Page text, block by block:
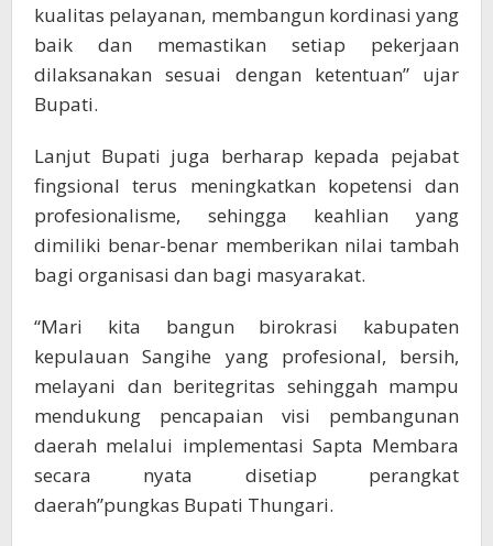
kualitas pelayanan, membangun kordinasi yang
baik dan memastikan setiap pekerjaan
dilaksanakan sesuai dengan ketentuan” ujar
Bupati.
Lanjut Bupati juga berharap kepada pejabat
fingsional terus meningkatkan kopetensi dan
profesionalisme, sehingga keahlian yang
dimiliki benar-benar memberikan nilai tambah
bagi organisasi dan bagi masyarakat.
“Mari kita bangun birokrasi kabupaten
kepulauan Sangihe yang profesional, bersih,
melayani dan beritegritas sehinggah mampu
mendukung pencapaian visi pembangunan
daerah melalui implementasi Sapta Membara
secara nyata disetiap perangkat
daerah”pungkas Bupati Thungari.